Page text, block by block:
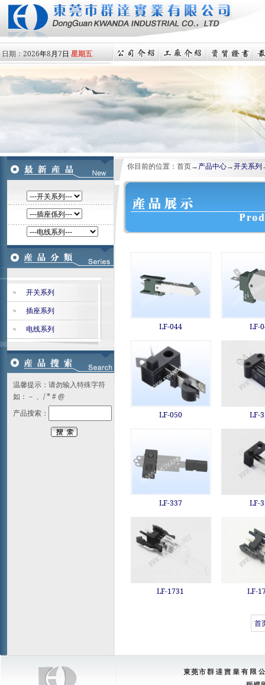
日期： 2026年8月7日 星期五
开关系列
插座系列
电线系列
温馨提示：请勿输入特殊字符
如：－ 、/ * # @
产品搜索：
你目前的位置：首页→产品中心→开关系列
LF-044 LF-
LF-050 LF-
LF-337 LF-
LF-1731 LF-
首